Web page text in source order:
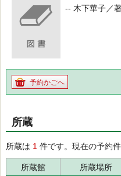
-- 木下華子／
予約かごへ
所蔵
所蔵は 1 件です。現在の予約
所蔵館 所蔵場所